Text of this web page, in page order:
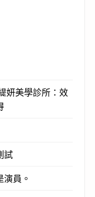
妍美學診所：效
試
員。